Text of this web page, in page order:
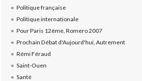
Politique française
Politique internationale
Pour Paris 12ème, Romero 2007
Prochain Débat d'Aujourd'hui, Autrement
Rémi Féraud
Saint-Ouen
Santé